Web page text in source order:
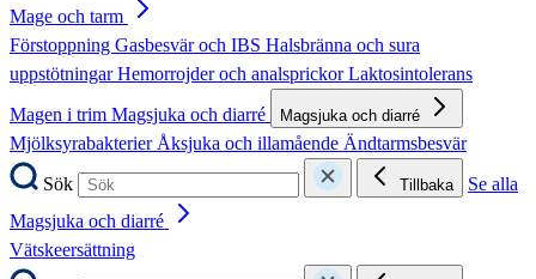
Mage och tarm
Förstoppning Gasbesvär och IBS Halsbränna och sura
uppstötningarHemorrojder och analsprickorLaktosintolerans
Magen i trim Magsjuka och diarré Magsjuka och diarré
MjölksyrabakterierÅksjuka och illamående Ändtarmsbesvär
Sök
Tillbaka
Se alla
Magsjuka och diarré
Vätskeersättning